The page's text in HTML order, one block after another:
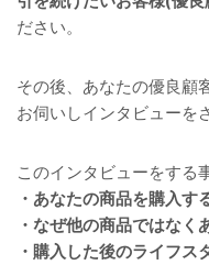
ださい。
その後、あなたの優良顧
お伺いしインタビューを
このインタビューをする
・あなたの商品を購入す
・なぜ他の商品ではなく
・購入した後のライフス